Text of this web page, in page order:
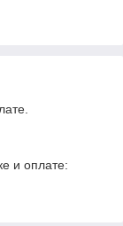
и оплате: